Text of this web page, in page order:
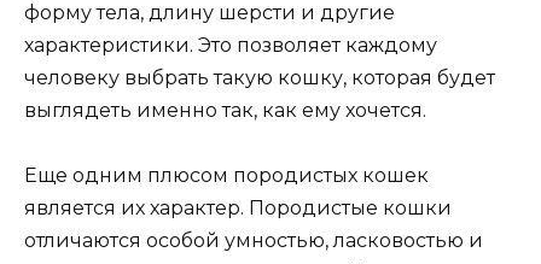
форму тела, длину шерсти и другие
характеристики. Это позволяет каждому
человеку выбрать такую кошку, которая будет
выглядеть именно так, как ему хочется.
Еще одним плюсом породистых кошек
является их характер. Породистые кошки
отличаются особой умностью, ласковостью и